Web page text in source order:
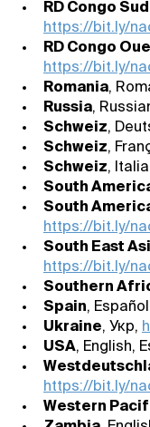
RD Congo
https://bit.ly/
RD Congo
https://bit.ly/
Romania,
Russia,
Schweiz,
Schweiz,
Schweiz,
South
South
https://bit.ly/
South East
https://bit.ly/
Southern
Spain,
Ukraine, Укр,
USA, English,
https://bit.ly/
Western